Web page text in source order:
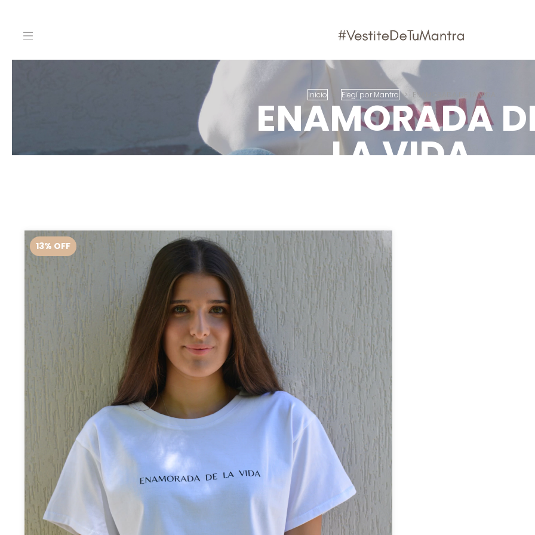
Inicio Elegí por Mantra > ENAMORADA DE LA VIDA
ENAMORADA
LA VIDA
13% OFF